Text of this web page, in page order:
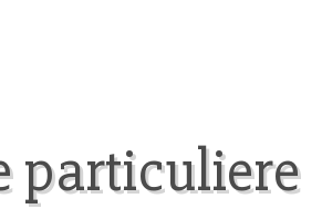
particuliere